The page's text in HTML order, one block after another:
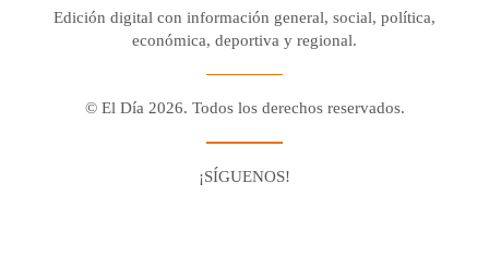
Edición digital con información general, social, política,
económica, deportiva y regional.
© El Día 2026. Todos los derechos reservados.
¡SÍGUENOS!